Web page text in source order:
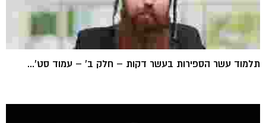
תלמוד עשר הספירות בעשר דקות – חלק ב' – עמוד סט'...